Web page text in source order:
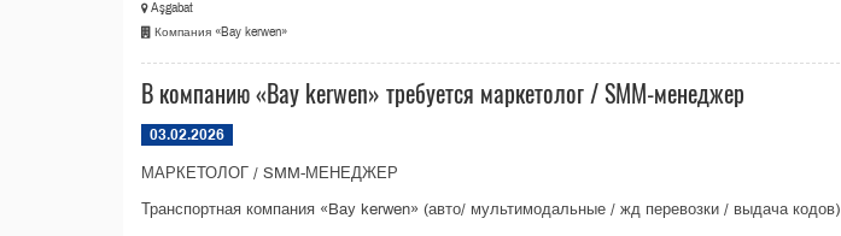
Aşgabat
Компания «Bay kerwen»
В компанию «Bay kerwen» требуется маркетолог / SMM-менеджер
03.02.2026
МАРКЕТОЛОГ / SMM-МЕНЕДЖЕР
Транспортная компания «Bay kerwen» (авто/ мультимодальные / жд перевозки / выдача кодов)